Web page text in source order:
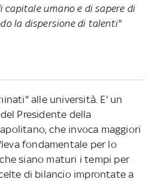
capitale umano e di sapere di
la dispersione di talenti"
alle università. E' un
Presidente della
che invoca maggiori
fondamentale per lo
siano maturi i tempi per
di bilancio improntate a